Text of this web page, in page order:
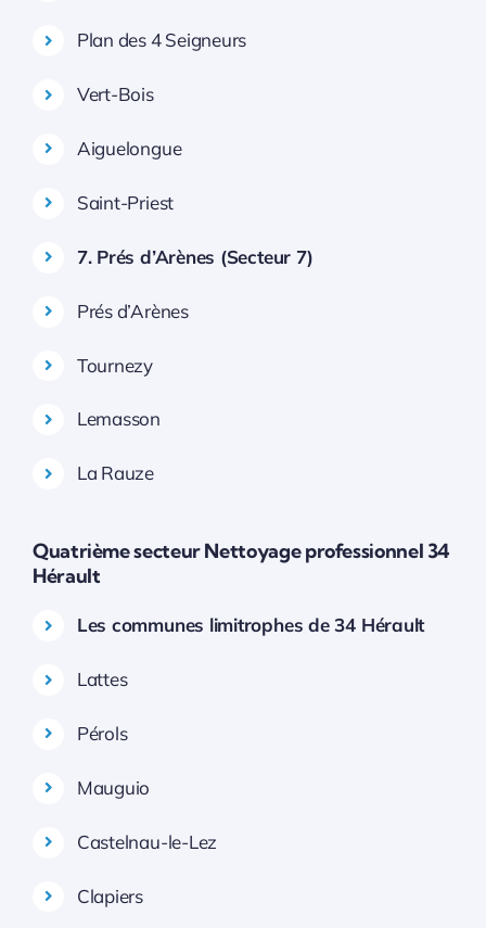
Plan des 4 Seigneurs
Vert-Bois
Aiguelongue
Saint-Priest
7. Prés d’Arènes (Secteur 7)
Prés d’Arènes
Tournezy
Lemasson
La Rauze
Quatrième secteur Nettoyage professionnel 34
Hérault
Les communes limitrophes de 34 Hérault
Lattes
Pérols
Mauguio
Castelnau-le-Lez
Clapiers